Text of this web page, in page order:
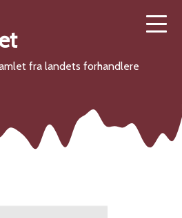
fra landets forhandlere